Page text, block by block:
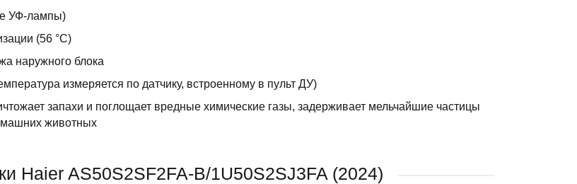
УФ-лампы)
(56 °C)
наружного блока
измеряется по датчику, встроенному в пульт ДУ)
запахи и поглощает вредные химические газы, задерживает мельчайшие частицы
животных
Haier AS50S2SF2FA-B/1U50S2SJ3FA (2024)